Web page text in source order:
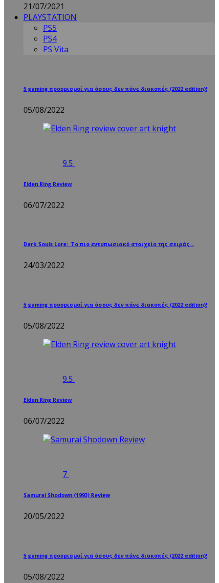
21/07/2021
PLAYSTATION
PS5
PS4
PS Vita
5 gaming προορισμοί για όσους δεν πάνε διακοπές (2022 edition)!
05/08/2022
9.5
Elden Ring Review
06/07/2022
Dark Souls Lore: Το πιο εντυπωσιακό στοιχείο της σειράς…
24/03/2022
5 gaming προορισμοί για όσους δεν πάνε διακοπές (2022 edition)!
05/08/2022
9.5
Elden Ring Review
06/07/2022
7
Samurai Shodown (1993) Review
20/05/2022
5 gaming προορισμοί για όσους δεν πάνε διακοπές (2022 edition)!
05/08/2022